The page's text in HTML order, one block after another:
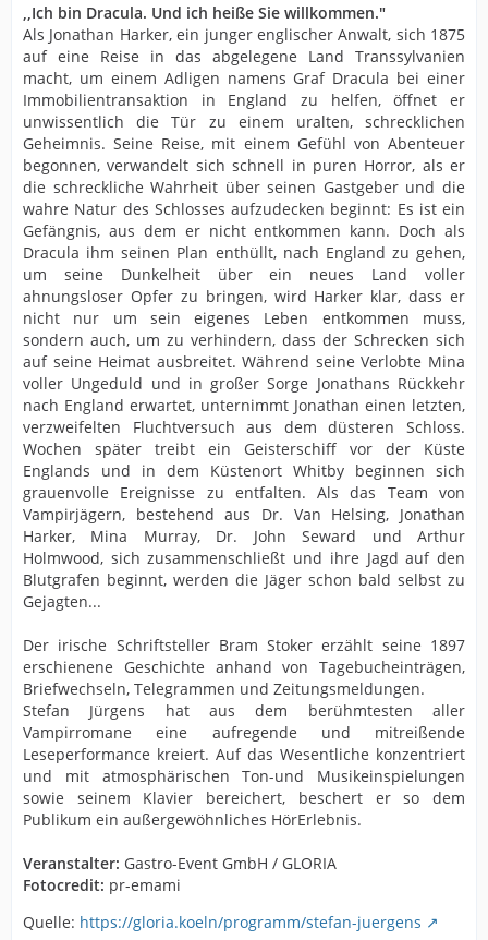
,,Ich bin Dracula. Und ich heiße Sie willkommen."
Als Jonathan Harker, ein junger englischer Anwalt, sich 1875
auf eine Reise in das abgelegene Land Transsylvanien
macht, um einem Adligen namens Graf Dracula bei einer
Immobilientransaktion in England zu helfen, öffnet er
unwissentlich die Tür zu einem uralten, schrecklichen
Geheimnis. Seine Reise, mit einem Gefühl von Abenteuer
begonnen, verwandelt sich schnell in puren Horror, als er
die schreckliche Wahrheit über seinen Gastgeber und die
wahre Natur des Schlosses aufzudecken beginnt: Es ist ein
Gefängnis, aus dem er nicht entkommen kann. Doch als
Dracula ihm seinen Plan enthüllt, nach England zu gehen,
um seine Dunkelheit über ein neues Land voller
ahnungsloser Opfer zu bringen, wird Harker klar, dass er
nicht nur um sein eigenes Leben entkommen muss,
sondern auch, um zu verhindern, dass der Schrecken sich
auf seine Heimat ausbreitet. Während seine Verlobte Mina
voller Ungeduld und in großer Sorge Jonathans Rückkehr
nach England erwartet, unternimmt Jonathan einen letzten,
verzweifelten Fluchtversuch aus dem düsteren Schloss.
Wochen später treibt ein Geisterschiff vor der Küste
Englands und in dem Küstenort Whitby beginnen sich
grauenvolle Ereignisse zu entfalten. Als das Team von
Vampirjägern, bestehend aus Dr. Van Helsing, Jonathan
Harker, Mina Murray, Dr. John Seward und Arthur
Holmwood, sich zusammenschließt und ihre Jagd auf den
Blutgrafen beginnt, werden die Jäger schon bald selbst zu
Gejagten...
Der irische Schriftsteller Bram Stoker erzählt seine 1897
erschienene Geschichte anhand von Tagebucheinträgen,
Briefwechseln, Telegrammen und Zeitungsmeldungen.
Stefan Jürgens hat aus dem berühmtesten aller
Vampirromane eine aufregende und mitreißende
Leseperformance kreiert. Auf das Wesentliche konzentriert
und mit atmosphärischen Ton-und Musikeinspielungen
sowie seinem Klavier bereichert, beschert er so dem
Publikum ein außergewöhnliches HörErlebnis.
Veranstalter: Gastro-Event GmbH / GLORIA
Fotocredit: pr-emami
Quelle: https://gloria.koeln/programm/stefan-juergens